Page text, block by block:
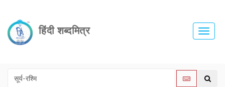
हिंदी शब्दमित्र